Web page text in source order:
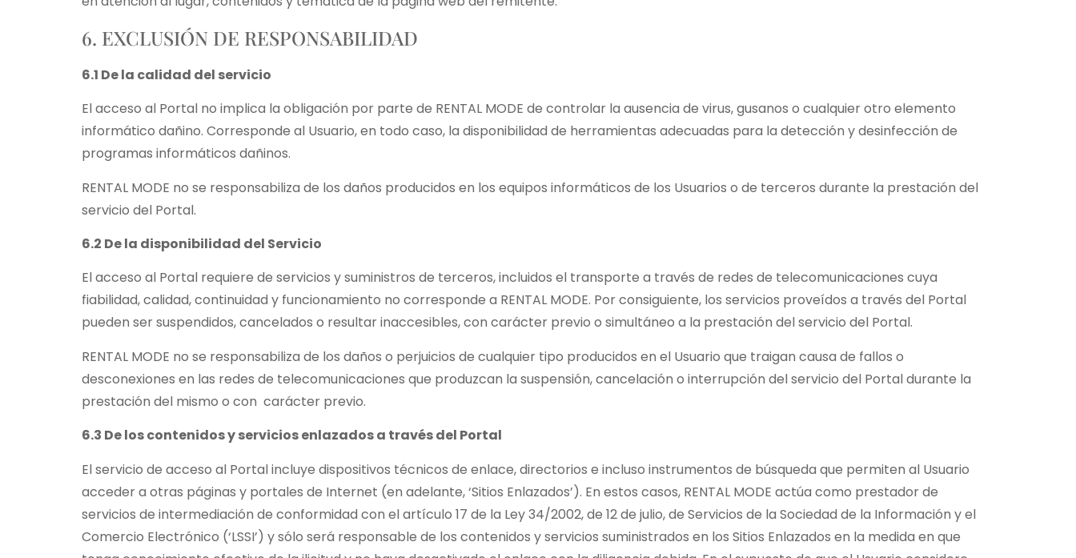
6. EXCLUSIÓN DE RESPONSABILIDAD
6.1 De la calidad del servicio
El acceso al Portal no implica la obligación por parte de RENTAL MODE de controlar la ausencia de virus, gusanos o cualquier otro elemento
informático dañino. Corresponde al Usuario, en todo caso, la disponibilidad de herramientas adecuadas para la detección y desinfección de
programas informáticos dañinos.
RENTAL MODE no se responsabiliza de los daños producidos en los equipos informáticos de los Usuarios o de terceros durante la prestación del
servicio del Portal.
6.2 De la disponibilidad del Servicio
El acceso al Portal requiere de servicios y suministros de terceros, incluidos el transporte a través de redes de telecomunicaciones cuya
fiabilidad, calidad, continuidad y funcionamiento no corresponde a RENTAL MODE. Por consiguiente, los servicios proveídos a través del Portal
pueden ser suspendidos, cancelados o resultar inaccesibles, con carácter previo o simultáneo a la prestación del servicio del Portal.
RENTAL MODE no se responsabiliza de los daños o perjuicios de cualquier tipo producidos en el Usuario que traigan causa de fallos o
desconexiones en las redes de telecomunicaciones que produzcan la suspensión, cancelación o interrupción del servicio del Portal durante la
prestación del mismo o con carácter previo.
6.3 De los contenidos y servicios enlazados a través del Portal
El servicio de acceso al Portal incluye dispositivos técnicos de enlace, directorios e incluso instrumentos de búsqueda que permiten al Usuario
acceder a otras páginas y portales de Internet (en adelante, ‘Sitios Enlazados’). En estos casos, RENTAL MODE actúa como prestador de
servicios de intermediación de conformidad con el artículo 17 de la Ley 34/2002, de 12 de julio, de Servicios de la Sociedad de la Información y el
Comercio Electrónico (‘LSSI’) y sólo será responsable de los contenidos y servicios suministrados en los Sitios Enlazados en la medida en que